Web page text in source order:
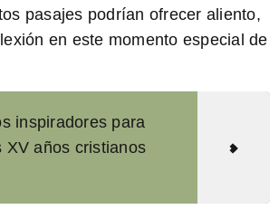
pasajes podrían ofrecer aliento,
en este momento especial de
inspiradores para
XV años cristianos